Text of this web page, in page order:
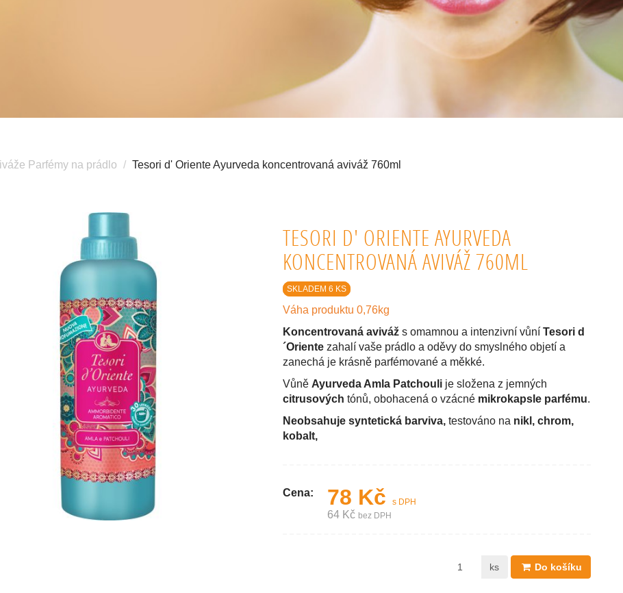
Parfémy na prádlo Tesori d' Oriente Ayurveda koncentrovaná aviváž 760ml
TESORI D' ORIENTE AYURVEDA
KONCENTROVANÁ AVIVÁŽ 760ML
SKLADEM 6 KS
Váha produktu 0,76kg
Koncentrovaná aviváž s omamnou a intenzivní vůní Tesori d
´Oriente zahalí vaše prádlo a oděvy do smyslného objetí a
zanechá je krásně parfémované a měkké.
Vůně Ayurveda Amla Patchouli je složena z jemných
citrusových tónů, obohacená o vzácné mikrokapsle parfému.
Neobsahuje syntetická barviva, testováno na nikl, chrom,
kobalt,
Cena: 78 Kč s DPH
64 Kč bez DPH
ks Do košíku